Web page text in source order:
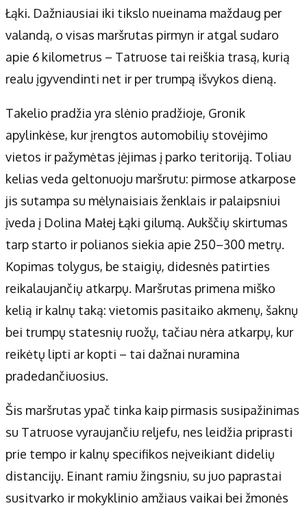
Receptai
Łąki. Dažniausiai iki tikslo nueinama maždaug per
valandą, o visas maršrutas pirmyn ir atgal sudaro
apie 6 kilometrus – Tatruose tai reiškia trasą, kurią
realu įgyvendinti net ir per trumpą išvykos dieną.
Takelio pradžia yra slėnio pradžioje, Gronik
apylinkėse, kur įrengtos automobilių stovėjimo
vietos ir pažymėtas įėjimas į parko teritoriją. Toliau
kelias veda geltonuoju maršrutu: pirmose atkarpose
jis sutampa su mėlynaisiais ženklais ir palaipsniui
įveda į Dolina Małej Łąki gilumą. Aukščių skirtumas
tarp starto ir polianos siekia apie 250–300 metrų.
Kopimas tolygus, be staigių, didesnės patirties
reikalaujančių atkarpų. Maršrutas primena miško
kelią ir kalnų taką: vietomis pasitaiko akmenų, šaknų
bei trumpų statesnių ruožų, tačiau nėra atkarpų, kur
reikėtų lipti ar kopti – tai dažnai nuramina
pradedančiuosius.
Šis maršrutas ypač tinka kaip pirmasis susipažinimas
su Tatruose vyraujančiu reljefu, nes leidžia priprasti
prie tempo ir kalnų specifikos neįveikiant didelių
distancijų. Einant ramiu žingsniu, su juo paprastai
susitvarko ir mokyklinio amžiaus vaikai bei žmonės